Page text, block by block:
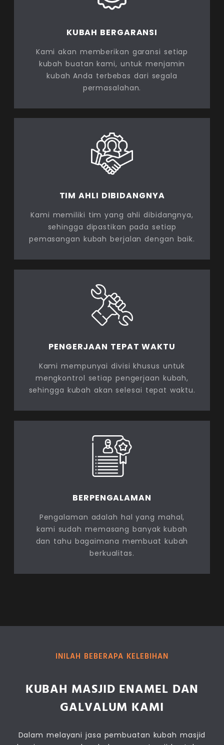
KUBAH BERGARANSI
Kami akan memberikan garansi setiap
kubah buatan kami, untuk menjamin
kubah Anda terbebas dari segala
permasalahan.
TIM AHLI DIBIDANGNYA
Kami memiliki tim yang ahli dibidangnya,
sehingga dipastikan pada setiap
pemasangan kubah berjalan dengan baik.
PENGERJAAN TEPAT WAKTU
Kami mempunyai divisi khusus untuk
mengkontrol setiap pengerjaan kubah,
sehingga kubah akan selesai tepat waktu.
BERPENGALAMAN
Pengalaman adalah hal yang mahal,
kami sudah memasang banyak kubah
dan tahu bagaimana membuat kubah
berkualitas.
INILAH BEBERAPA KELEBIHAN
KUBAH MASJID ENAMEL DAN
GALVALUM KAMI
Dalam melayani jasa pembuatan kubah masjid